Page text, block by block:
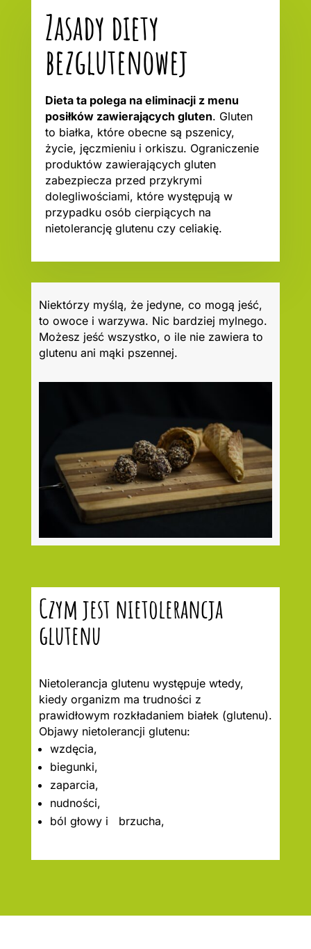
Zasady diety
bezglutenowej
Dieta ta polega na eliminacji z menu
posiłków zawierających gluten. Gluten
to białka, które obecne są pszenicy,
życie, jęczmieniu i orkiszu. Ograniczenie
produktów zawierających gluten
zabezpiecza przed przykrymi
dolegliwościami, które występują w
przypadku osób cierpiących na
nietolerancję glutenu czy celiakię.
Niektórzy myślą, że jedyne, co mogą jeść,
to owoce i warzywa. Nic bardziej mylnego.
Możesz jeść wszystko, o ile nie zawiera to
glutenu ani mąki pszennej.
Czym jest nietolerancja
glutenu
Nietolerancja glutenu występuje wtedy,
kiedy organizm ma trudności z
prawidłowym rozkładaniem białek (glutenu).
Objawy nietolerancji glutenu:
wzdęcia,
biegunki,
zaparcia,
nudności,
ból głowy i brzucha,